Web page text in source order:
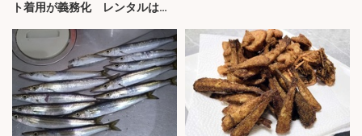
ト着用が義務化 レンタルはオ